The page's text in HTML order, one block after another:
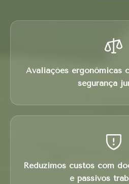
Avaliações ergonômicas
segurança
Reduzimos custos com
e passivos